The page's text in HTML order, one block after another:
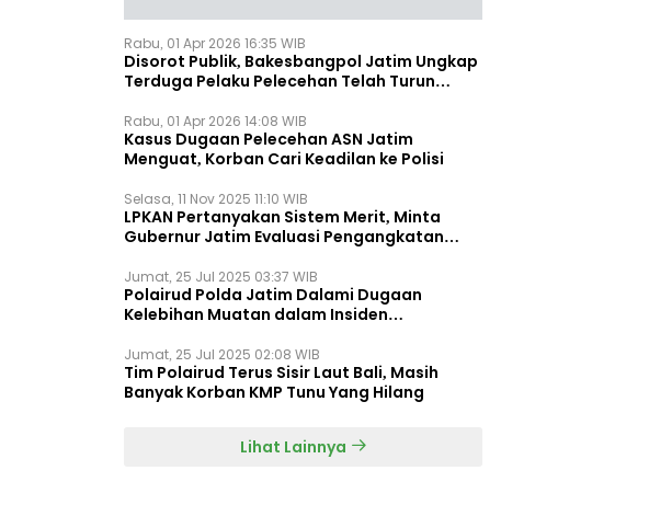
Rabu, 01 Apr 2026 16:35 WIB
Disorot Publik, Bakesbangpol Jatim Ungkap
Terduga Pelaku Pelecehan Telah Turun
Rabu, 01 Apr 2026 14:08 WIB
Kasus Dugaan Pelecehan ASN Jatim
Menguat, Korban Cari Keadilan ke Polisi
Selasa, 11 Nov 2025 11:10 WIB
LPKAN Pertanyakan Sistem Merit, Minta
Gubernur Jatim Evaluasi Pengangkatan
Jumat, 25 Jul 2025 03:37 WIB
Polairud Polda Jatim Dalami Dugaan
Kelebihan Muatan dalam Insiden
Jumat, 25 Jul 2025 02:08 WIB
Tim Polairud Terus Sisir Laut Bali, Masih
Banyak Korban KMP Tunu Yang Hilang
Lihat Lainnya